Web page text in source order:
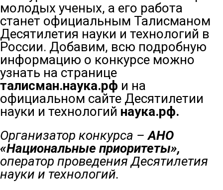
молодых ученых, а его работа
станет официальным Талисманом
Десятилетия науки и технологий в
России. Добавим, всю подробную
информацию о конкурсе можно
узнать на странице
талисман.наука.рф и на
официальном сайте Десятилетии
науки и технологий наука.рф.
Организатор конкурса –АНО
«Национальные приоритеты»,
оператор проведения Десятилетия
науки и технологий.